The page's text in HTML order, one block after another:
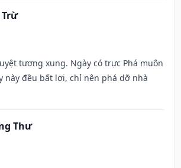
tương xung. Ngày có trực Phá muôn
này đều bất lợi, chỉ nên phá dỡ nhà
Thư